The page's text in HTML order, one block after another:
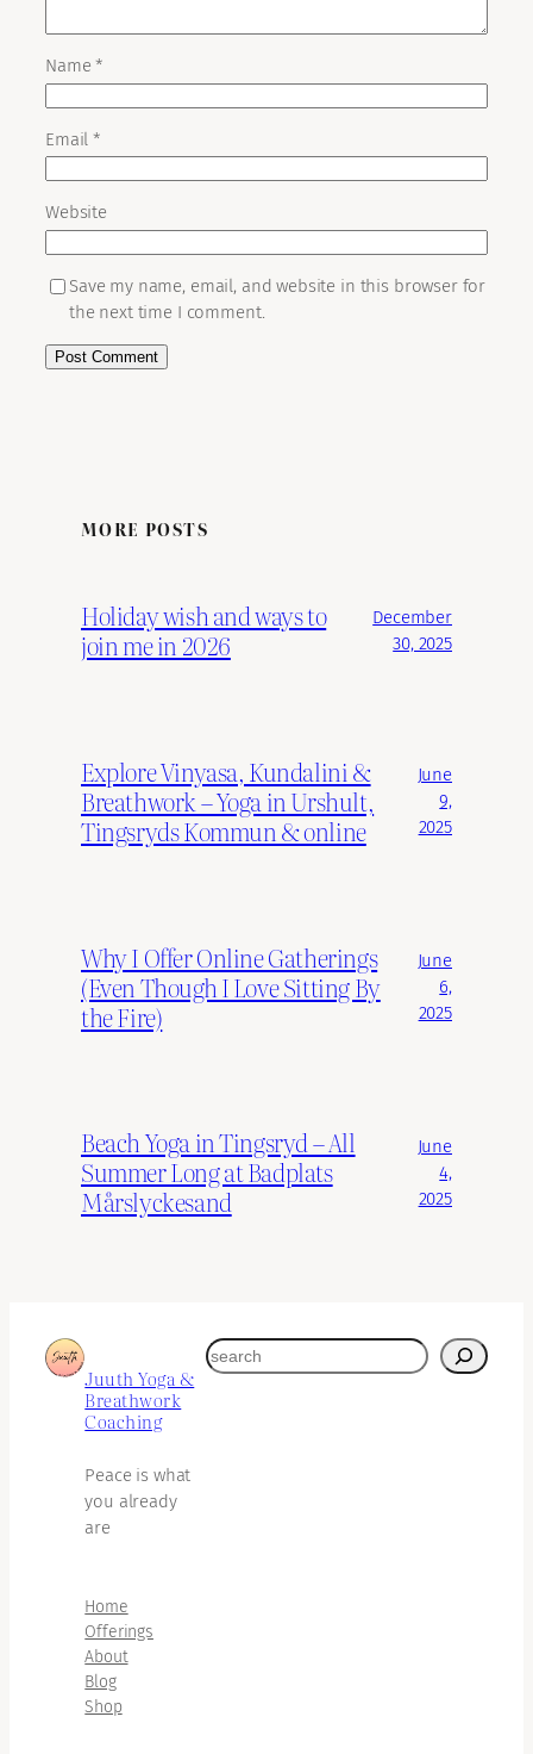
Name*
Email*
Website
Save my name, email, and website in this browser for
the next time I comment.
MORE POSTS
Holiday wish and ways to
join me in 2026
December
30, 2025
Explore Vinyasa, Kundalini &
Breathwork – Yoga in Urshult,
Tingsryds Kommun & online
June
9,
2025
Why I Offer Online Gatherings
(Even Though I Love Sitting By
the Fire)
June
6,
2025
Beach Yoga in Tingsryd – All
Summer Long at Badplats
Mårslyckesand
June
4,
2025
Juuth Yoga &
Breathwork
Coaching
Peace is what
you already
are
Home
Offerings
About
Blog
Shop
search